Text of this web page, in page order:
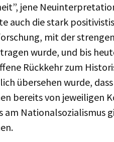
jene
auch die stark
mit der
wurde, und bis
Rückkehr zum
übersehen wurde,
bereits von jeweiligen
am Nationalsozialismus